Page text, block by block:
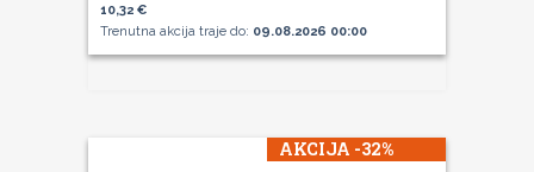
10,32 €
Trenutna akcija traje do: 09.08.2026 00:00
AKCIJA -32%